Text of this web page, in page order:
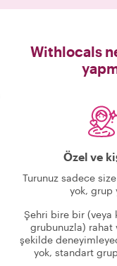
Withlocals
Özel ve
Turunuz sadece
yok, grup
Şehri bire bir (veya
grubunuzla) rahat
şekilde
yok, standart